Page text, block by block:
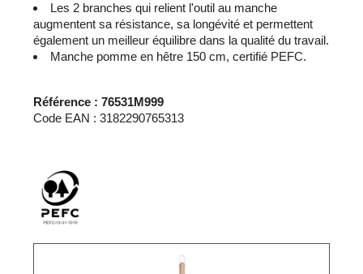
Les 2 branches qui relient l'outil au manche
augmentent sa résistance, sa longévité et permettent
également un meilleur équilibre dans la qualité du travail.
Manche pomme en hêtre 150 cm, certifié PEFC.
Référence : 76531M999
Code EAN : 3182290765313